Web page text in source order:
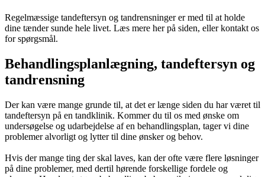
Regelmæssige tandeftersyn og tandrensninger er med til at holde
dine tænder sunde hele livet. Læs mere her på siden, eller kontakt os
for spørgsmål.
Behandlingsplanlægning, tandeftersyn og
tandrensning
Der kan være mange grunde til, at det er længe siden du har været til
tandeftersyn på en tandklinik. Kommer du til os med ønske om
undersøgelse og udarbejdelse af en behandlingsplan, tager vi dine
problemer alvorligt og lytter til dine ønsker og behov.
Hvis der mange ting der skal laves, kan der ofte være flere løsninger
på dine problemer, med dertil hørende forskellige fordele og